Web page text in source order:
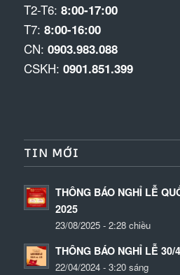
T2-T6: 8:00-17:00
T7: 8:00-16:00
CN: 0903.983.088
CSKH: 0901.851.399
TIN MỚI
THÔNG BÁO NGHỈ LỄ
2025
23/08/2025 - 2:28 chiều
THÔNG BÁO NGHỈ LỄ 30/
22/04/2024 - 3:20 sáng